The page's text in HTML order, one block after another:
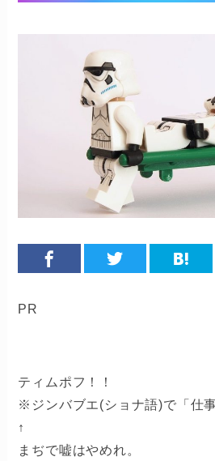
PR
ティムポフ！！
※ジンバブエ(ショナ語)で「仕
↑
まぢで嘘はやめれ。